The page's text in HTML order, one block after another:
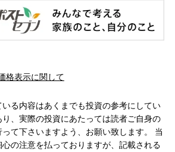
格表示に関して
る内容はあくまでも投資の参考にしてい
、実際の投資にあたっては読者ご自身の
て下さいますよう、お願い致します。 当
の注意を払っておりますが、記載される